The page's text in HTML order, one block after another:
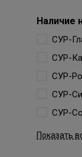
Наличие
СУР-
СУР-
СУР-
СУР-
СУР-
Показать